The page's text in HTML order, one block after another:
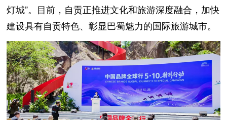
灯城”。目前，自贡正推进文化和旅游深度融合，加快
建设具有自贡特色、彰显巴蜀魅力的国际旅游城市。